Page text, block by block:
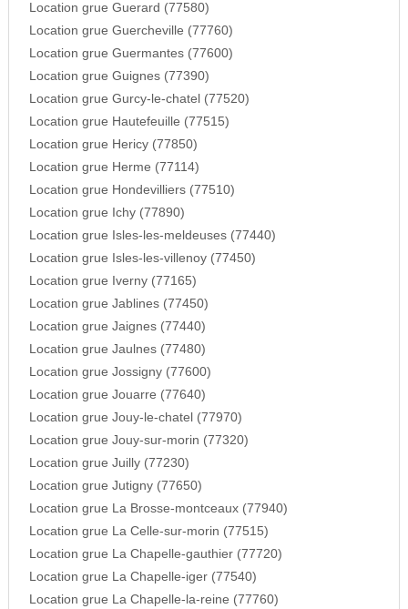
Location grue Guerard (77580)
Location grue Guercheville (77760)
Location grue Guermantes (77600)
Location grue Guignes (77390)
Location grue Gurcy-le-chatel (77520)
Location grue Hautefeuille (77515)
Location grue Hericy (77850)
Location grue Herme (77114)
Location grue Hondevilliers (77510)
Location grue Ichy (77890)
Location grue Isles-les-meldeuses (77440)
Location grue Isles-les-villenoy (77450)
Location grue Iverny (77165)
Location grue Jablines (77450)
Location grue Jaignes (77440)
Location grue Jaulnes (77480)
Location grue Jossigny (77600)
Location grue Jouarre (77640)
Location grue Jouy-le-chatel (77970)
Location grue Jouy-sur-morin (77320)
Location grue Juilly (77230)
Location grue Jutigny (77650)
Location grue La Brosse-montceaux (77940)
Location grue La Celle-sur-morin (77515)
Location grue La Chapelle-gauthier (77720)
Location grue La Chapelle-iger (77540)
Location grue La Chapelle-la-reine (77760)